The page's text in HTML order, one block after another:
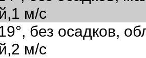
м/с
без осадков,
м/с